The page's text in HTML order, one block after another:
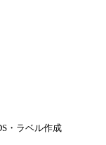
・ラベル作成